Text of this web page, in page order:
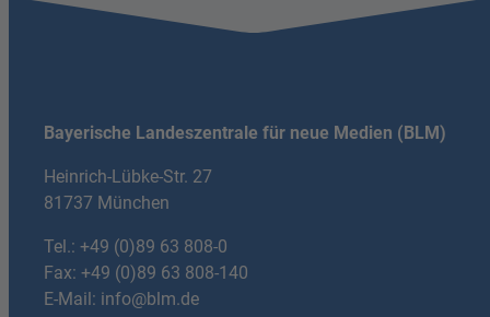
Bayerische Landeszentrale für neue Medien (BLM)
Heinrich-Lübke-Str. 27
81737 München
Tel.: +49 (0)89 63 808-0
Fax: +49 (0)89 63 808-140
E-Mail: info@blm.de